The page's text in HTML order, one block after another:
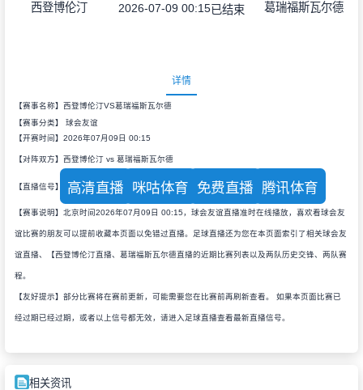
西登博伦汀 2026-07-09 00:15已结束 葛瑞福斯瓦尔德
详情
【赛事名称】西登博伦汀VS葛瑞福斯瓦尔德
【赛事分类】 球会友谊
【开赛时间】2026年07月09日 00:15
【对阵双方】西登博伦汀 vs 葛瑞福斯瓦尔德
【直播信号】 高清直播 咪咕体育 免费直播 腾讯体育
【赛事说明】北京时间2026年07月09日 00:15，球会友谊直播准时在线播放，喜欢看球会友
谊比赛的朋友可以提前收藏本页面以免错过直播。足球直播还为您在本页面索引了相关球会友
谊直播、【西登博伦汀直播、葛瑞福斯瓦尔德直播的近期比赛列表以及两队历史交锋、两队赛
程。
【友好提示】部分比赛将在赛前更新，可能需要您在比赛前再刷新查看。 如果本页面比赛已
经过期已经过期，或者以上信号都无效，请进入足球直播查看最新直播信号。
相关资讯